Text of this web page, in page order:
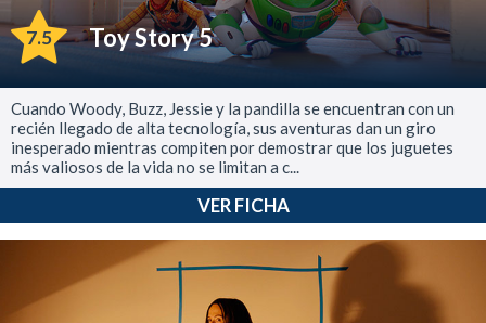
7.5 Toy Story 5
Cuando Woody, Buzz, Jessie y la pandilla se encuentran con un
recién llegado de alta tecnología, sus aventuras dan un giro
inesperado mientras compiten por demostrar que los juguetes
más valiosos de la vida no se limitan a c...
VER FICHA